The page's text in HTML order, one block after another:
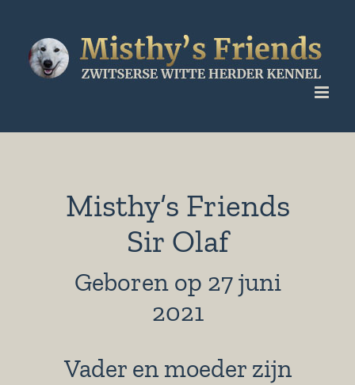
inhoud
Misthy’s Friends
Sir Olaf
Geboren op 27 juni
2021
Vader en moeder zijn